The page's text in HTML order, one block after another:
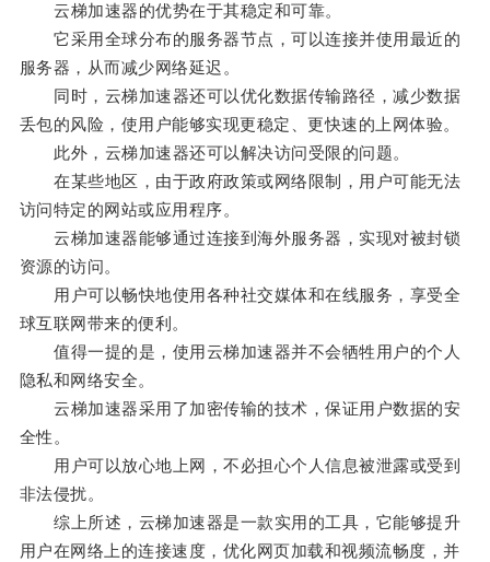
云梯加速器的优势在于其稳定和可靠。
它采用全球分布的服务器节点，可以连接并使用最近的
服务器，从而减少网络延迟。
同时，云梯加速器还可以优化数据传输路径，减少数据
丢包的风险，使用户能够实现更稳定、更快速的上网体验。
此外，云梯加速器还可以解决访问受限的问题。
在某些地区，由于政府政策或网络限制，用户可能无法
访问特定的网站或应用程序。
云梯加速器能够通过连接到海外服务器，实现对被封锁
资源的访问。
用户可以畅快地使用各种社交媒体和在线服务，享受全
球互联网带来的便利。
值得一提的是，使用云梯加速器并不会牺牲用户的个人
隐私和网络安全。
云梯加速器采用了加密传输的技术，保证用户数据的安
全性。
用户可以放心地上网，不必担心个人信息被泄露或受到
非法侵扰。
综上所述，云梯加速器是一款实用的工具，它能够提升
用户在网络上的连接速度，优化网页加载和视频流畅度，并